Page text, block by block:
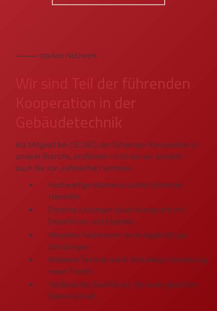
⸻ starkes Netzwerk
Wir sind Teil der führenden
Kooperation in der
Gebäudetechnik
Als Mitglied bei CELSEO, der führenden Kooperation in
unserer Branche, profitieren nicht nur wir, sondern
auch Sie von zahlreichen Vorteilen:
Hochwertige Markenprodukte führender
Hersteller
Erprobte Lösungen durch Austausch mit
Expertinnen und Experten
Aktuelles Fachwissen dank regelmäßiger
Schulungen
Moderne Technik durch frühzeitige Umsetzung
neuer Trends
Verlässliche Qualität als Teil einer geprüften
Gemeinschaft